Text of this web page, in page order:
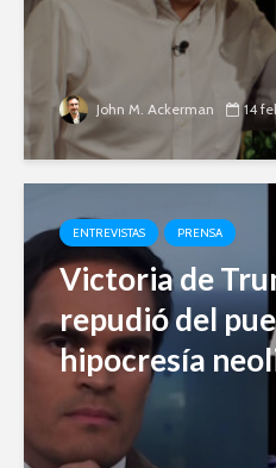
John M. Ackerman 14
ENTREVISTAS PRENSA
Victoria de
repudió del
hipocresía